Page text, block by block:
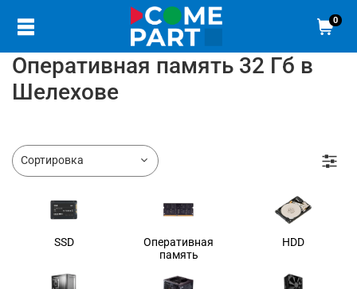
0
Оперативная память 32 Гб в
Шелехове
SSD
Оперативная
память
HDD